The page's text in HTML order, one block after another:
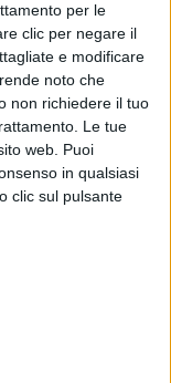
per le
clic per negare il
e modificare
noto che
non richiedere il tuo
Le tue
web. Puoi
in qualsiasi
clic sul pulsante
la